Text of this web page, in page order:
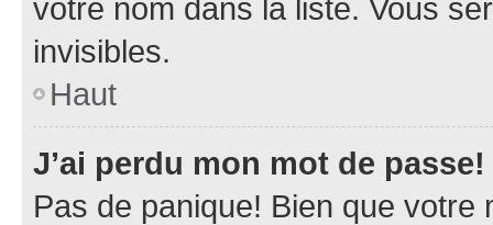
votre nom dans la liste. Vous
invisibles.
Haut
J’ai perdu mon mot de passe!
Pas de panique! Bien que